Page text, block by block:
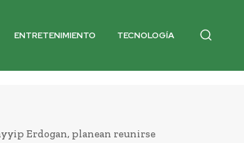
ENTRETENIMIENTO TECNOLOGÍA
Erdogan, planean reunirse